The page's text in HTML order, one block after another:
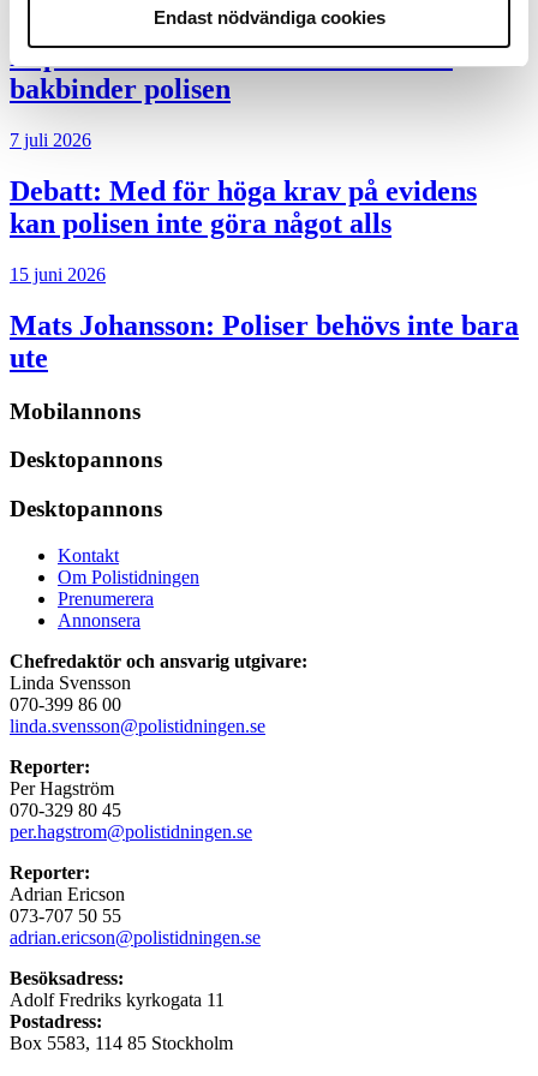
Endast nödvändiga cookies
Replik:Det är inte evidenskrav som
bakbinder polisen
7 juli 2026
Debatt: Med för höga krav på evidens
kan polisen inte göra något alls
15 juni 2026
Mats Johansson: Poliser behövs inte bara
ute
Mobilannons
Desktopannons
Desktopannons
Kontakt
Om Polistidningen
Prenumerera
Annonsera
Chefredaktör och ansvarig utgivare:
Linda Svensson
070-399 86 00
linda.svensson@polistidningen.se
Reporter:
Per Hagström
070-329 80 45
per.hagstrom@polistidningen.se
Reporter:
Adrian Ericson
073-707 50 55
adrian.ericson@polistidningen.se
Besöksadress:
Adolf Fredriks kyrkogata 11
Postadress:
Box 5583, 114 85 Stockholm